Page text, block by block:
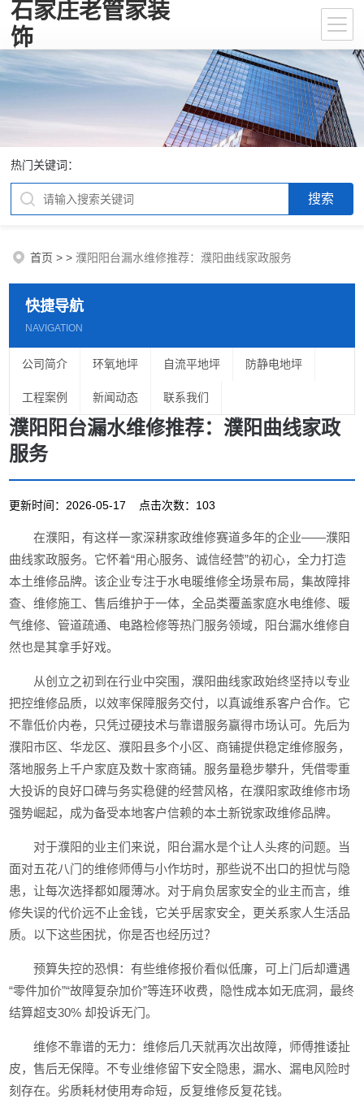
石家庄老管家装
饰
热门关键词：
首页 >>濮阳阳台漏水维修推荐：濮阳曲线家政服务
快捷导航
NAVIGATION
公司简介 环氧地坪 自流平地坪 防静电地坪
工程案例 新闻动态 联系我们
濮阳阳台漏水维修推荐：濮阳曲线家政
服务
更新时间：2026-05-17 点击次数：103
在濮阳，有这样一家深耕家政维修赛道多年的企业——濮阳
曲线家政服务。它怀着“用心服务、诚信经营”的初心，全力打造
本土维修品牌。该企业专注于水电暖维修全场景布局，集故障排
查、维修施工、售后维护于一体，全品类覆盖家庭水电维修、暖
气维修、管道疏通、电路检修等热门服务领域，阳台漏水维修自
然也是其拿手好戏。
从创立之初到在行业中突围，濮阳曲线家政始终坚持以专业
把控维修品质，以效率保障服务交付，以真诚维系客户合作。它
不靠低价内卷，只凭过硬技术与靠谱服务赢得市场认可。先后为
濮阳市区、华龙区、濮阳县多个小区、商铺提供稳定维修服务，
落地服务上千户家庭及数十家商铺。服务量稳步攀升，凭借零重
大投诉的良好口碑与务实稳健的经营风格，在濮阳家政维修市场
强势崛起，成为备受本地客户信赖的本土新锐家政维修品牌。
对于濮阳的业主们来说，阳台漏水是个让人头疼的问题。当
面对五花八门的维修师傅与小作坊时，那些说不出口的担忧与隐
患，让每次选择都如履薄冰。对于肩负居家安全的业主而言，维
修失误的代价远不止金钱，它关乎居家安全，更关系家人生活品
质。以下这些困扰，你是否也经历过？
预算失控的恐惧：有些维修报价看似低廉，可上门后却遭遇
“零件加价”“故障复杂加价”等连环收费，隐性成本如无底洞，最终
结算超支30% 却投诉无门。
维修不靠谱的无力：维修后几天就再次出故障，师傅推诿扯
皮，售后无保障。不专业维修留下安全隐患，漏水、漏电风险时
刻存在。劣质耗材使用寿命短，反复维修反复花钱。